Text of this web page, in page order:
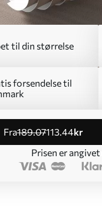
til din størrelse
forsendelse til
fra189.07113.44kr
Prisen er angivet